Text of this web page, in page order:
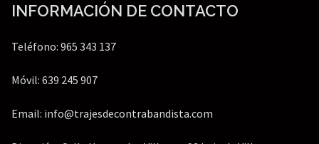
INFORMACIÓN DE CONTACTO
Teléfono: 965 343 137
Móvil: 639 245 907
Email: info@trajesdecontrabandista.com